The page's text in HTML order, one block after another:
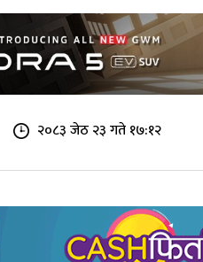
२०८३ जेठ २३ गते १७:१२